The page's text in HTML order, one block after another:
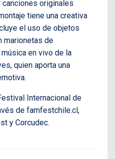
originales
tiene una creativa
el uso de objetos
marionetas de
en vivo de la
quien aporta una
Internacional de
de famfestchile.cl,
y Corcudec.